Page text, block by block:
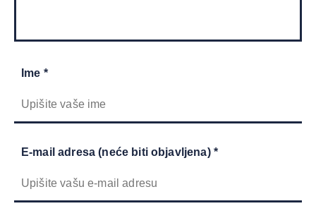
Ime *
E-mail adresa (neće biti objavljena) *